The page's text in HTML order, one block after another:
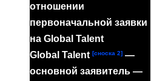
отношении
первоначальной заявки
на Global Talent
Global Talent [сноска 2] —
основной заявитель —